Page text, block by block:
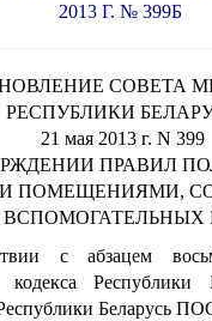
2013 Г. № 399Б
СОВЕТА
РЕСПУБЛИКИ
21 мая 2013 г. N 399
ПРАВИЛ
ПОМЕЩЕНИЯМИ,
с абзацем
Республики
Беларусь